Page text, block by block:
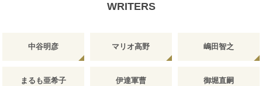
WRITERS
中谷明彦 マリオ高野 嶋田智之
まるも亜希子 伊達軍曹 御堀直嗣